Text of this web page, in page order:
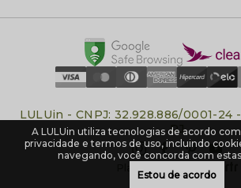
LULUin - CNPJ: 32.928.886/0001-24
RJ
Plataforma
A LULUin utiliza tecnologias de acordo
privacidade e termos de uso, incluindo
navegando, você concorda com
Estou de acordo